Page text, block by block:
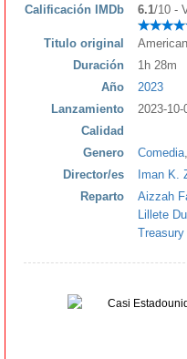
Calificación IMDb 6.1/10 -
Titulo original
Duración
1h 28m
Año
2023
Lanzamiento
2023-10-
Calidad
Genero
Comedia
Director/es
Iman K.
Reparto
Aizzah
Lillete
Treasury